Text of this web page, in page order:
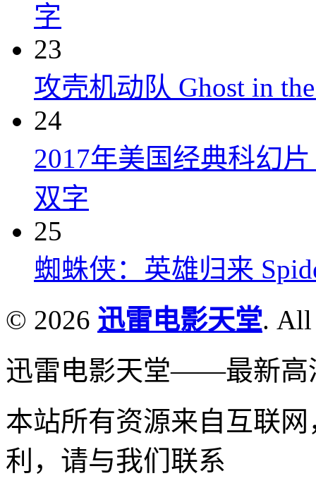
字
23
攻壳机动队 Ghost in
24
2017年美国经典科幻
双字
25
蜘蛛侠：英雄归来
© 2026 迅雷电影天堂. All
迅雷电影天堂——最新高
本站所有资源来自互联
利，请与我们联系